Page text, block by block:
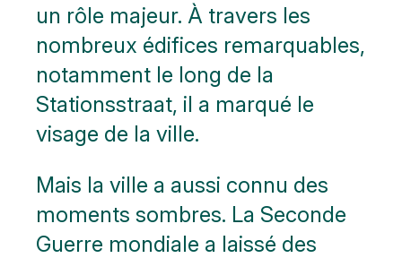
un rôle majeur. À travers les
nombreux édifices remarquables,
notamment le long de la
Stationsstraat, il a marqué le
visage de la ville.
Mais la ville a aussi connu des
moments sombres. La Seconde
Guerre mondiale a laissé des